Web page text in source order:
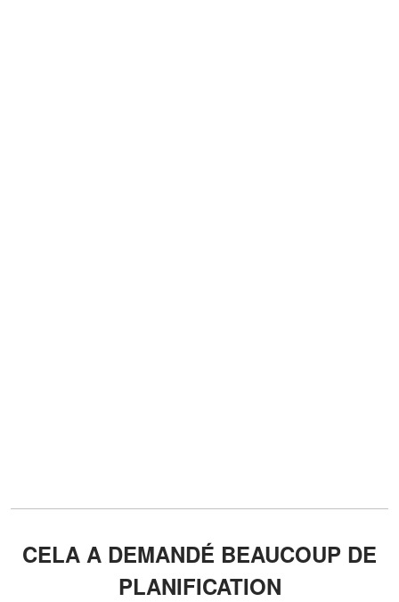
CELA A DEMANDÉ BEAUCOUP DE
PLANIFICATION